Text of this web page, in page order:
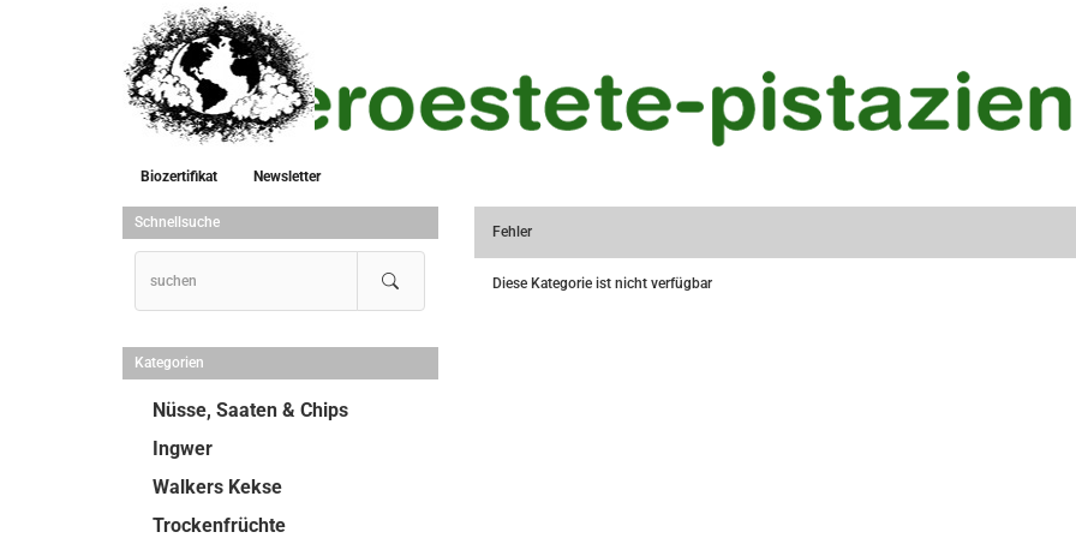
Biozertifikat Newsletter
Fehler
Diese Kategorie ist nicht verfügbar
Schnellsuche
Kategorien
Nüsse, Saaten & Chips
Ingwer
Walkers Kekse
Trockenfrüchte